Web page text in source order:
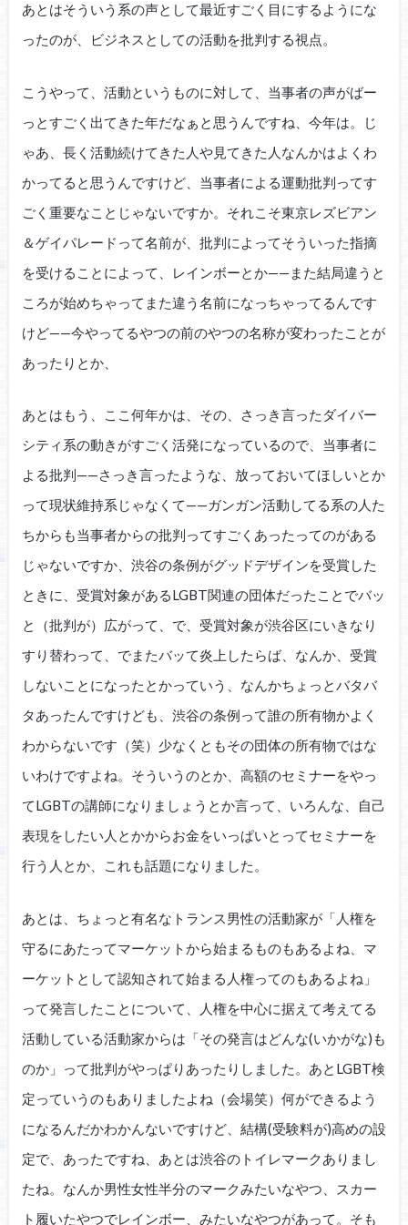
あとはそういう系の声として最近すごく目にするようにな
ったのが、ビジネスとしての活動を批判する視点。
こうやって、活動というものに対して、当事者の声がばー
っとすごく出てきた年だなぁと思うんですね、今年は。じ
ゃあ、長く活動続けてきた人や見てきた人なんかはよくわ
かってると思うんですけど、当事者による運動批判ってす
ごく重要なことじゃないですか。それこそ東京レズビアン
＆ゲイパレードって名前が、批判によってそういった指摘
を受けることによって、レインボーとか——また結局違うと
ころが始めちゃってまた違う名前になっちゃってるんです
けど——今やってるやつの前のやつの名称が変わったことが
あったりとか、
あとはもう、ここ何年かは、その、さっき言ったダイバー
シティ系の動きがすごく活発になっているので、当事者に
よる批判——さっき言ったような、放っておいてほしいとか
って現状維持系じゃなくて——ガンガン活動してる系の人た
ちからも当事者からの批判ってすごくあったってのがある
じゃないですか、渋谷の条例がグッドデザインを受賞した
ときに、受賞対象があるLGBT関連の団体だったことでバッ
と（批判が）広がって、で、受賞対象が渋谷区にいきなり
すり替わって、でまたバッて炎上したらば、なんか、受賞
しないことになったとかっていう、なんかちょっとバタバ
タあったんですけども、渋谷の条例って誰の所有物かよく
わからないです（笑）少なくともその団体の所有物ではな
いわけですよね。そういうのとか、高額のセミナーをやっ
てLGBTの講師になりましょうとか言って、いろんな、自己
表現をしたい人とかからお金をいっぱいとってセミナーを
行う人とか、これも話題になりました。
あとは、ちょっと有名なトランス男性の活動家が「人権を
守るにあたってマーケットから始まるものもあるよね、マ
ーケットとして認知されて始まる人権ってのもあるよね」
って発言したことについて、人権を中心に据えて考えてる
活動している活動家からは「その発言はどんな(いかがな)も
のか」って批判がやっぱりあったりしました。あとLGBT検
定っていうのもありましたよね（会場笑）何ができるよう
になるんだかわかんないですけど、結構(受験料が)高めの設
定で、あったですね、あとは渋谷のトイレマークありまし
たね。なんか男性女性半分のマークみたいなやつ、スカー
ト履いたやつでレインボー、みたいなやつがあって。そも